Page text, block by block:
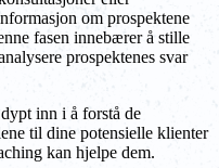
om prospektene
fasen innebærer å stille
prospektenes svar
inn i å forstå de
til dine potensielle klienter
kan hjelpe dem.